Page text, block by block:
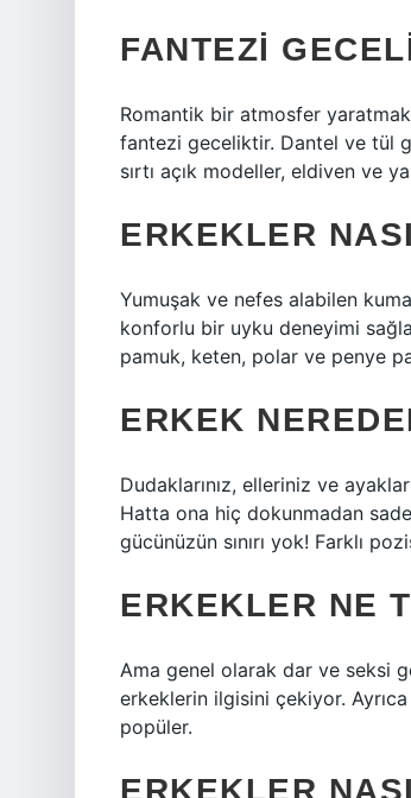
FANTEZI
Romantik bir atmosfer
fantezi geceliktir. Dantel ve tül
sırtı açık modeller, eldiven ve
ERKEKLER
Yumuşak ve nefes alabilen
konforlu bir uyku deneyimi
pamuk, keten, polar ve penye
ERKEK
Dudaklarınız, elleriniz ve
Hatta ona hiç dokunmadan
gücünüzün sınırı yok! Farklı
ERKEKLER NE
Ama genel olarak dar ve seksi
erkeklerin ilgisini çekiyor.
popüler.
ERKEKLER